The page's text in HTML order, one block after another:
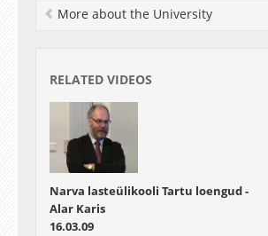
More about the University
RELATED VIDEOS
Narva lasteülikooli Tartu loengud -
Alar Karis
16.03.09